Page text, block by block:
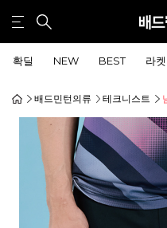
확딜 NEW BEST 라켓
배드민턴의류 테크니스트